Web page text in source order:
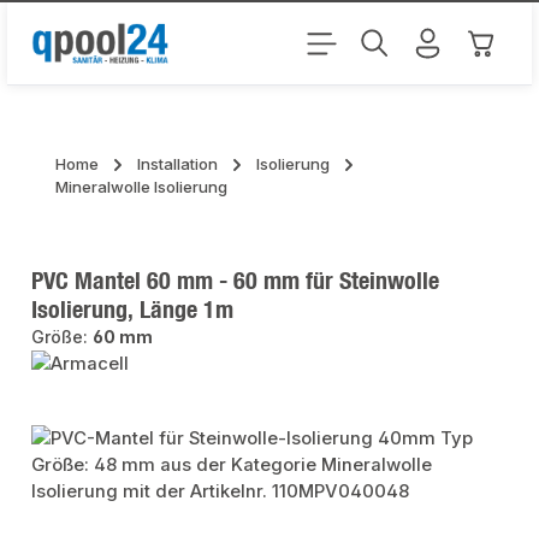
Zum Hauptinhalt springen
Home Installation
Isolierung
Mineralwolle Isolierung
PVC Mantel 60 mm - 60 mm für Steinwolle
Isolierung, Länge 1m
Größe: 60 mm
Bildergalerie überspringen